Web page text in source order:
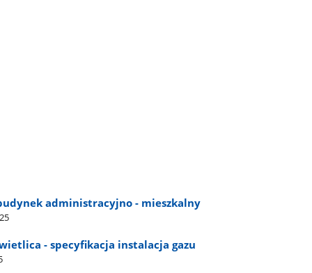
administracyjno - mieszkalny
- specyfikacja instalacja gazu